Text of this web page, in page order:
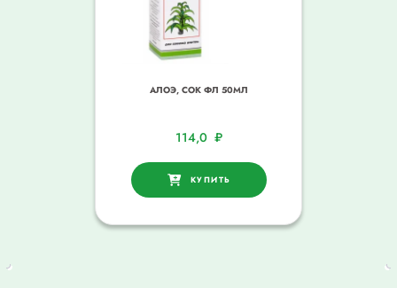
АЛОЭ, СОК ФЛ 50МЛ
114,0 ₽
КУПИТЬ